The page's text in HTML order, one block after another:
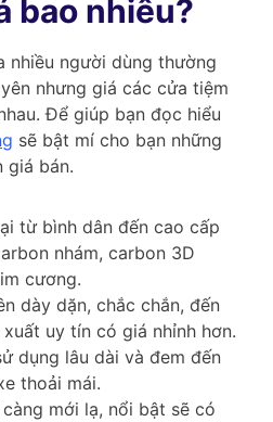
bao nhiêu?
nhiều người dùng thường
nhưng giá các cửa tiệm
Để giúp bạn đọc hiểu
sẽ bật mí cho bạn những
giá bán.
từ bình dân đến cao cấp
nhám, carbon 3D
cương.
dày dặn, chắc chắn, đến
uy tín có giá nhỉnh hơn.
dụng lâu dài và đem đến
thoải mái.
mới lạ, nổi bật sẽ có